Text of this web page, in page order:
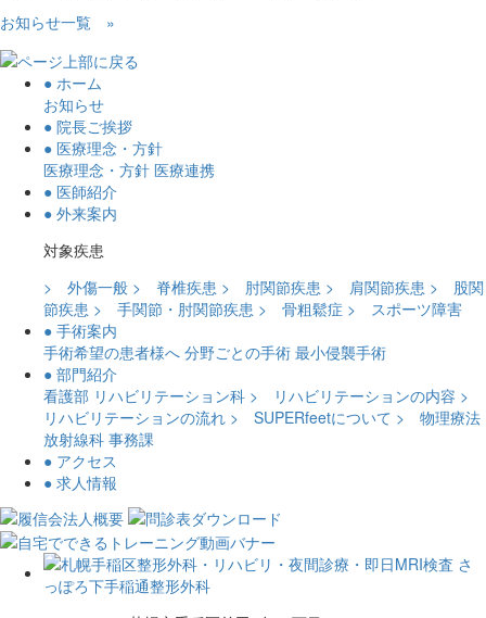
お知らせ一覧 »
● ホーム
お知らせ
● 院長ご挨拶
● 医療理念・方針
医療理念・方針 医療連携
● 医師紹介
● 外来案内
対象疾患
> 外傷一般 > 脊椎疾患 > 肘関節疾患 > 肩関節疾患 > 股関
節疾患 > 手関節・肘関節疾患 > 骨粗鬆症 > スポーツ障害
● 手術案内
手術希望の患者様へ 分野ごとの手術 最小侵襲手術
● 部門紹介
看護部 リハビリテーション科 > リハビリテーションの内容 >
リハビリテーションの流れ > SUPERfeetについて > 物理療法
放射線科 事務課
● アクセス
● 求人情報